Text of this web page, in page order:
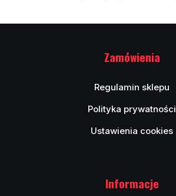
Zamówienia
Regulamin sklepu
Polityka prywatności
Ustawienia cookies
Informacje